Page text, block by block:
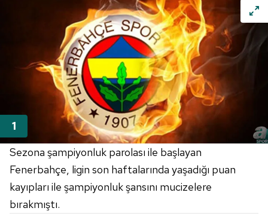
Sezona şampiyonluk parolası ile başlayan
Fenerbahçe, ligin son haftalarında yaşadığı puan
kayıpları ile şampiyonluk şansını mucizelere
bırakmıştı.